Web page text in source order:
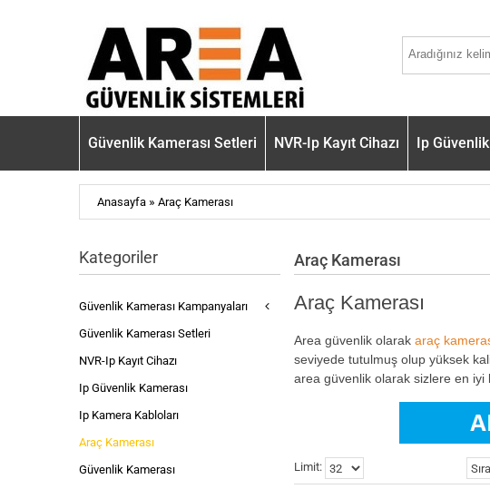
Güvenlik Kamerası Setleri NVR-Ip Kayıt Cihazı Ip
Anasayfa » Araç Kamerası
Kategoriler
Güvenlik Kamerası Kampanyaları
Güvenlik Kamerası Setleri
NVR-Ip Kayıt Cihazı
Ip Güvenlik Kamerası
Ip Kamera Kabloları
Araç Kamerası
Güvenlik Kamerası
Araç Kamerası
Araç Kamerası
Area güvenlik olarak araç
seviyede tutulmuş olup yüksek
area güvenlik olarak sizlere en iyi
Limit: